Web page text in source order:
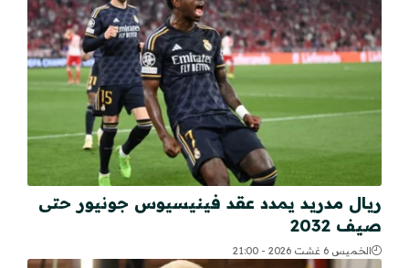
ريال مدريد يمدد عقد فينيسيوس جونيور حتى
صيف 2032
الخميس 6 غشت 2026 - 21:00